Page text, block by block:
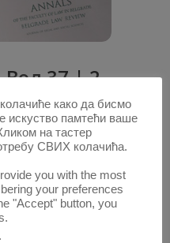
37 | 2-
свесци
(PDF)
како да бисмо
искуство памтећи ваше
на тастер
СВИХ колачића.
you with the most
your preferences
"Accept" button, you